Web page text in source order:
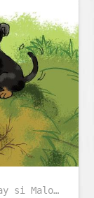
Isang araw inutusan ng kanyang Inay si Maloo na mag-ani ng mga patatas. Makaka-ani kaya si Maloo ng patatas sa hardin ng kanyang Lola?